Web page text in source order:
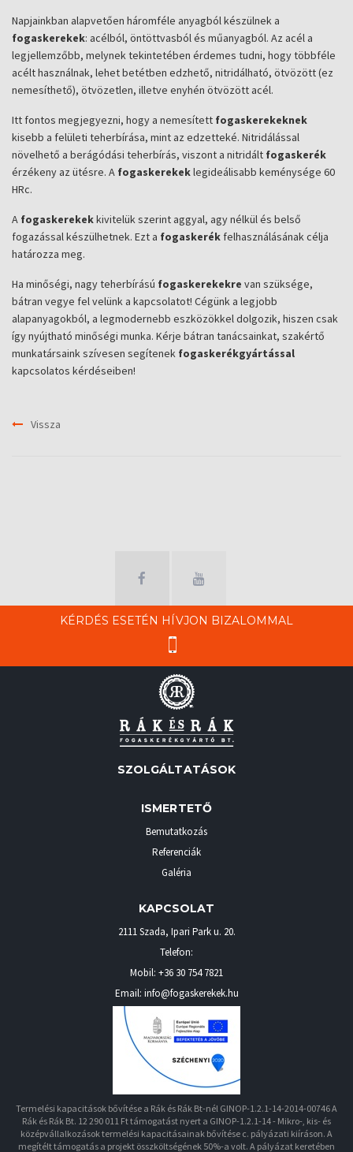
Napjainkban alapvetően háromféle anyagból készülnek a
fogaskerekek: acélból, öntöttvasból és műanyagból. Az acél a
legjellemzőbb, melynek tekintetében érdemes tudni, hogy többféle
acélt használnak, lehet betétben edzhető, nitridálható, ötvözött (ez
nemesíthető), ötvözetlen, illetve enyhén ötvözött acél.
Itt fontos megjegyezni, hogy a nemesített fogaskerekeknek
kisebb a felületi teherbírása, mint az edzetteké. Nitridálással
növelhető a berágódási teherbírás, viszont a nitridált fogaskerék
érzékeny az ütésre. A fogaskerekeklegideálisabb keménysége 60
HRc.
A fogaskerekekkivitelük szerint aggyal, agy nélkül és belső
fogazással készülhetnek. Ezt a fogaskerék felhasználásának célja
határozza meg.
Ha minőségi, nagy teherbírású fogaskerekekre van szüksége,
bátran vegye fel velünk a kapcsolatot! Cégünk a legjobb
alapanyagokból, a legmodernebb eszközökkel dolgozik, hiszen csak
így nyújtható minőségi munka. Kérje bátran tanácsainkat, szakértő
munkatársaink szívesen segítenek fogaskerékgyártással
kapcsolatos kérdéseiben!
Vissza
KÉRDÉS ESETÉN HÍVJON BIZALOMMAL
SZOLGÁLTATÁSOK
ISMERTETŐ
Bemutatkozás
Referenciák
Galéria
KAPCSOLAT
2111 Szada, Ipari Park u. 20.
Telefon:
Mobil: +36 30 754 7821
Email: info@fogaskerekek.hu
Termelési kapacitások bővítése a Rák és Rák Bt-nél GINOP-1.2.1-14-2014-00746 A
Rák és Rák Bt. 12 290 011 Ft támogatást nyert a GINOP-1.2.1-14 - Mikro-, kis- és
középvállalkozások termelési kapacitásainak bővítése c. pályázati kiíráson. A
megítélt támogatás a projekt összköltségének 50%-a volt. A pályázat keretében